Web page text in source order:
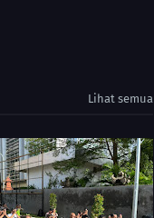
Lihat semua